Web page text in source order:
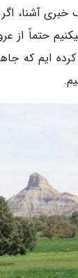
خبری آشنا،
حتماً از
ایم که